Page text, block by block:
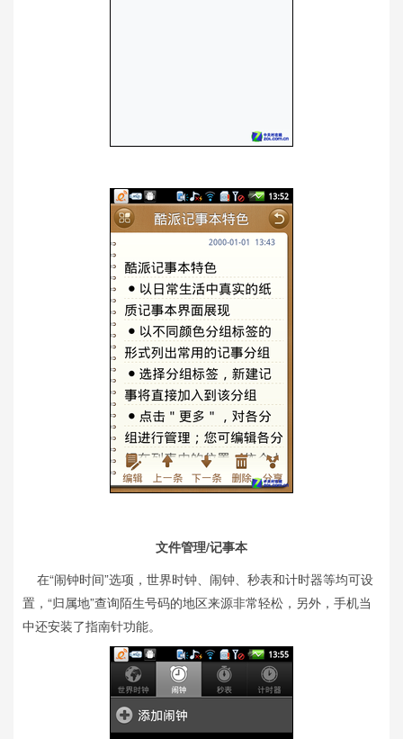
文件管理/记事本
在“闹钟时间”选项，世界时钟、闹钟、秒表和计时器等均可设
置，“归属地”查询陌生号码的地区来源非常轻松，另外，手机当
中还安装了指南针功能。